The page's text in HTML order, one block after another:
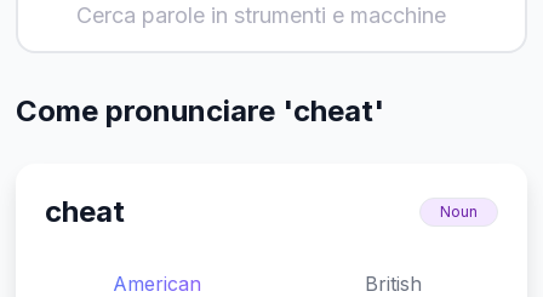
Come pronunciare 'cheat'
cheat Noun
American British